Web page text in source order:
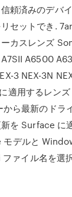
頼済みのデバ
セットでき.
カスレンズ
A7SII A6500
3 NEX-3N
適用するレン
から最新のドラ
を Surface に
デルと
ァイル名を選